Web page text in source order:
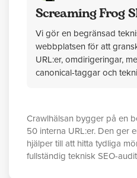
Screaming Frog
Vi gör en begränsad
webbplatsen för att
URL:er, omdirigeringar,
canonical-taggar och
Crawlhälsan bygger på en
50 interna URL:er. Den ger
hjälper till att hitta tydliga
fullständig teknisk SEO-